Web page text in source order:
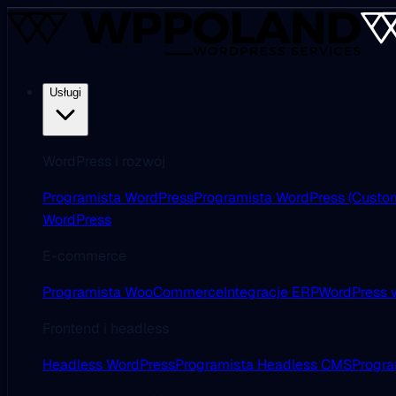
Usługi
Programista WordPressProgramista WordPress
WordPress
Programista WooCommerceIntegracje ERPWordPress
Headless WordPressProgramista Headless CMS